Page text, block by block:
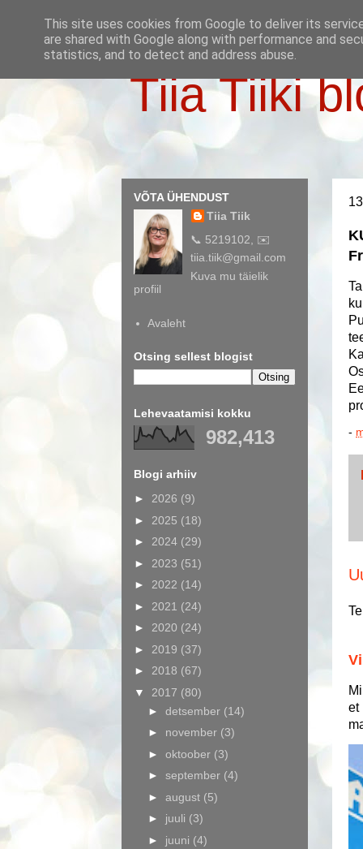
Tiia Tiiki
-
et
VÕTA ÜHENDUST
Tiia Tiik
📞 5219102, ✉️
tiia.tiik@gmail.com
Kuva mu täielik
profiil
Avaleht
Otsing sellest blogist
Lehevaatamisi kokku
982,413
Blogi arhiiv
► 2026 (9)
► 2025 (18)
► 2024 (29)
► 2023 (51)
► 2022 (14)
► 2021 (24)
► 2020 (24)
► 2019 (37)
► 2018 (67)
▼ 2017 (80)
► detsember (14)
► november (3)
► oktoober (3)
► september (4)
► august (5)
► juuli (3)
► juuni (4)
This site uses cookies from Google to deliver its
are shared with Google along with performance and
statistics, and to detect and address abuse.